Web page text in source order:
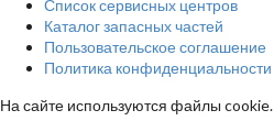
Список сервисных центров
Каталог запасных частей
Пользовательское соглашение
Политика конфиденциальности
На сайте используются файлы cookie.